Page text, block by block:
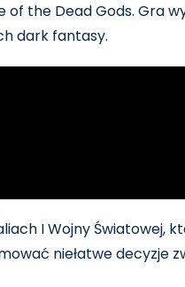
the Dead Gods. Gra
dark fantasy.
I Wojny Światowej,
niełatwe decyzje